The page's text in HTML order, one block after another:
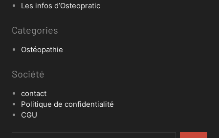
Les infos d’Osteopratic
Categories
Ostéopathie
Société
contact
Politique de confidentialité
CGU